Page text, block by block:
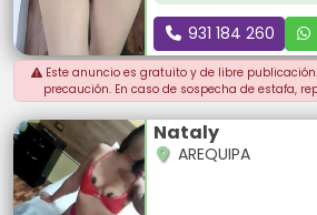
931 184 260
Este anuncio es gratuito y de libre
precaución. En caso de sospecha de estafa,
Nataly
AREQUIPA